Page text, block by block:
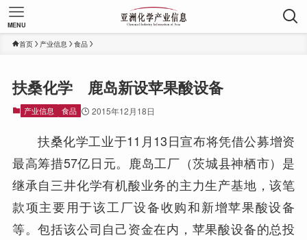
MENU
首页 产业信息 食品
扶桑化学 鹿岛新设苹果酸设备
产业信息 食品 2015年12月18日
扶桑化学工业于11月13日宣布将凭借公募增资
最高筹措57亿日元。鹿岛工厂（茨城县神栖市）是
继承自三井化学有机酸业务的主力生产基地，该笔
款项主要用于该工厂设备收购和新增苹果酸设备
等。包括该公司自己资金在内，苹果酸设备的总投